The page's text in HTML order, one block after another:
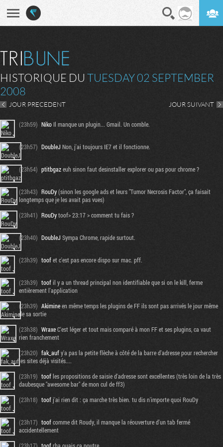
HISTORIQUE DU TUESDAY 02 SEPTEMBER
2008
JOUR PRECEDENT JOUR SUIVANT
(23h59) Niko Il manque un plugin... Gmail. Un comble.
(23h57) DoubleJ Non, j'ai toujours IE7 et il fonctionne.
(23h54) ptitbgazeuh sinon faut desinstaller explorer ou pas pour chrome ?
(23h43) RouDy(sinon les google ads et leurs "Tumor Necrosis Factor", ça faisait
longtemps que je les avait pas vues)
(23h41) RouDytoof> 23:17 > comment tu fais ?
(23h40) DoubleJ Sympa Chrome, rapide surtout.
(23h39) toofet c'est pas encore dispo sur mac. pff.
(23h39) toofil y a un thread principal non identifiable que si on le kill, ferme
entièrement l'application
(23h39) Akimineen même temps les plugins de FF ils sont pas arrivés le jour même
de sa sortie
(23h38) WraxeC'est léger et tout mais comparé à mon FF et ses plugins, ca vaut
rien franchement
(23h20) fak_aufy'a pas la petite flèche à côté de la barre d'adresse pour rechercher
les sites déjà visités....
(23h19) toofles propositions de saisie d'adresse sont excellentes (très loin de la très
daubesque "awesome bar" de mon cul de ff3)
(23h18) toofj'ai rien dit : ça marche très bien. tu dis n'importe quoi RouDy
(23h17) toofcomme dit Roudy, il manque la réouverture d'un tab fermé
accidentellement